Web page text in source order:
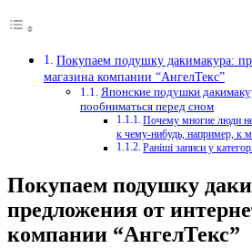
Покупаем подушку дакимакура:
магазина компании “АнгелТекс”
Японские подушки
пообниматься перед сном
Почему многие люди
к чему-нибудь, например, к
Раніші записи у
Покупаем подушку
предложения от
компании “АнгелТекс”